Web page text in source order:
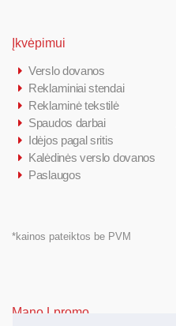
Įkvėpimui
Verslo dovanos
Reklaminiai stendai
Reklaminė tekstilė
Spaudos darbai
Idėjos pagal sritis
Kalėdinės verslo dovanos
Paslaugos
*kainos pateiktos be PVM
Mano Lpromo